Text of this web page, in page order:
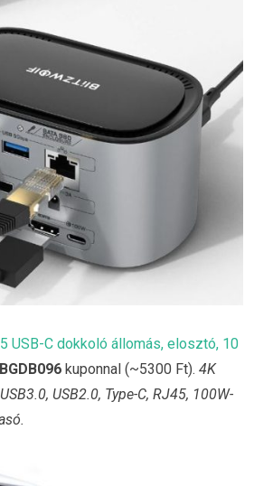
USB-C dokkoló állomás, elosztó, 10
BGDB096 kuponnal (~5300 Ft). 4K
USB2.0, Type-C, RJ45, 100W-